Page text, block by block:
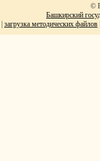
©
Башкирский
загрузка методических файлов